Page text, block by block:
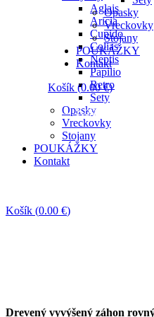
Opasky
Vreckovky
Stojany
POUKÁŽKY
Kontakt
Košík (0.00€)
Košík je prázdny.
Aglais
Aricia
Cupido
Colias
Neptis
Papilio
Retro
Sety
Opasky
Vreckovky
Stojany
POUKÁŽKY
Kontakt
Košík (0.00 €)
Drevený vyvýšený záhon